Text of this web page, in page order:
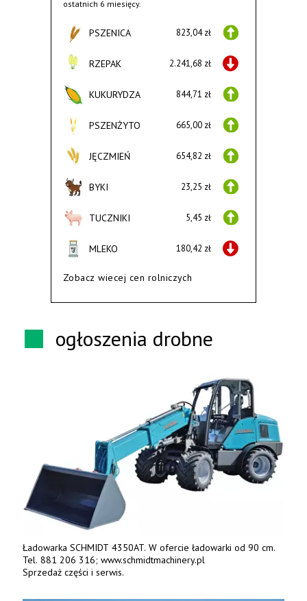
ostatnich 6 miesięcy.
PSZENICA 823,04 zł
RZEPAK 2.241,68 zł
KUKURYDZA 844,71 zł
PSZENŻYTO 665,00 zł
JĘCZMIEŃ 654,82 zł
BYKI 23,25 zł
TUCZNIKI 5,45 zł
MLEKO 180,42 zł
Zobacz wiecej cen rolniczych
ogłoszenia drobne
Ładowarka SCHMIDT 4350AT. W ofercie ładowarki od 90 cm.
Tel. 881 206 316; www.schmidtmachinery.pl
Sprzedaż części i serwis.